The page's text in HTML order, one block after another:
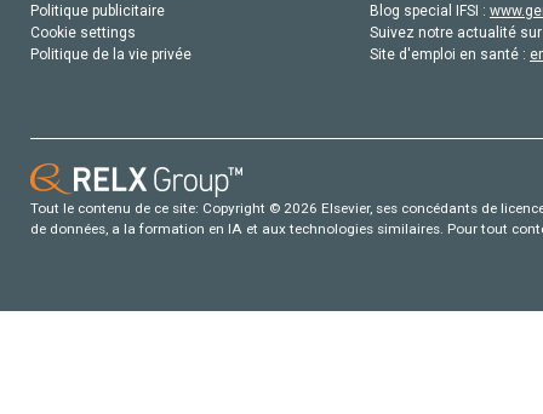
Politique publicitaire
Cookie settings
Politique de la vie privée
Blog special IFSI :
Suivez notre actualité
Site d'emploi en santé :
Tout le contenu de ce site: Copyright © 2026 Elsevier, ses concédants de
de données, a la formation en IA et aux technologies similaires. Pour tout